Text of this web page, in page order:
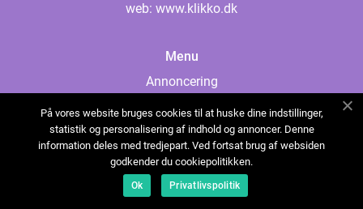
web: www.klikko.dk
Menu
Annoncering
Cookies
Kontakt os
Sitemap
På vores website bruges cookies til at huske dine indstillinger,
statistik og personalisering af indhold og annoncer. Denne
information deles med tredjepart. Ved fortsat brug af websiden
godkender du cookiepolitikken.
Ok Privatlivspolitik